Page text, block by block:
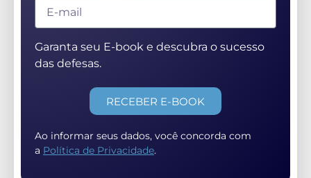
Garanta seu E-book e descubra o sucesso
das defesas.
RECEBER E-BOOK
Ao informar seus dados, você concorda com
a Política de Privacidade.